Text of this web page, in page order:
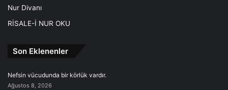
Nur Divanı
RİSALE-İ NUR OKU
Son Eklenenler
Nefsin vücudunda bir körlük vardır.
Ağustos 8, 2026